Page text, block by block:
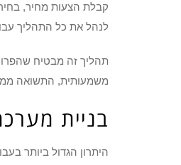
קבלת הצעות מחיר,
לנהל את כל התהליך
תהליך זה מבטיח
משמעותית, התשואה
בניית
היתרון הגדול ביותר